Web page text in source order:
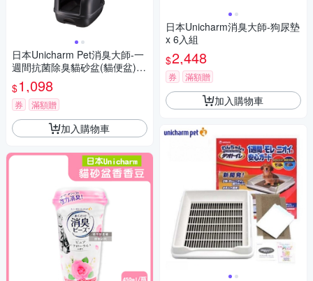
日本Unicharm Pet消臭大師-一
週間抗菌除臭貓砂盆(貓便盆)屋
型
$1,098
券 滿額贈
加入購物車
日本Unicharm消臭大師-狗尿墊
x 6入組
$2,448
券 滿額贈
加入購物車